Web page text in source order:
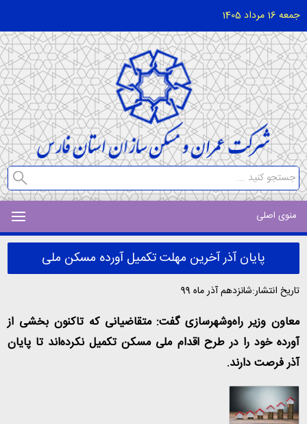
جمعه 16 مرداد 1405
منوی اصلی
پایان آذر آخرین مهلت تکمیل آورده مسکن ملی
تاریخ انتشار:شانزدهم آذر ماه 99
معاون وزیر راه‌وشهرسازی گفت: متقاضیانی که تاکنون بخشی از
آورده خود را در طرح اقدام ملی مسکن تکمیل نکرده‌اند تا پایان
آذر فرصت دارند.